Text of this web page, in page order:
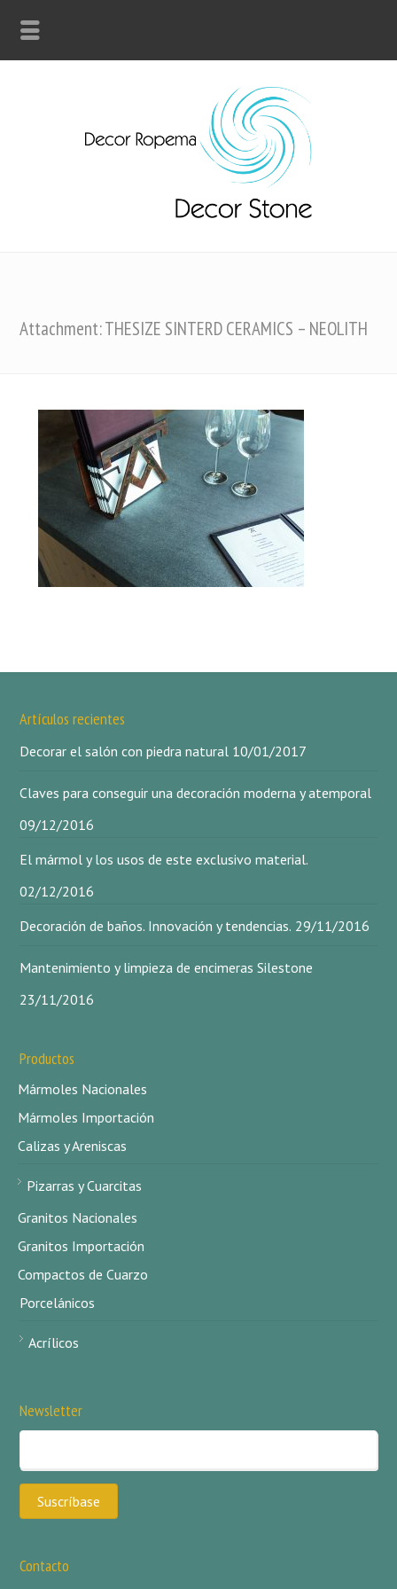
Attachment: THESIZE SINTERD CERAMICS – NEOLITH
Artículos recientes
Decorar el salón con piedra natural 10/01/2017
Claves para conseguir una decoración moderna y atemporal
09/12/2016
El mármol y los usos de este exclusivo material.
02/12/2016
Decoración de baños. Innovación y tendencias. 29/11/2016
Mantenimiento y limpieza de encimeras Silestone
23/11/2016
Productos
Mármoles Nacionales
Mármoles Importación
Calizas y Areniscas
Pizarras y Cuarcitas
Granitos Nacionales
Granitos Importación
Compactos de Cuarzo
Porcelánicos
Acrílicos
Newsletter
Contacto